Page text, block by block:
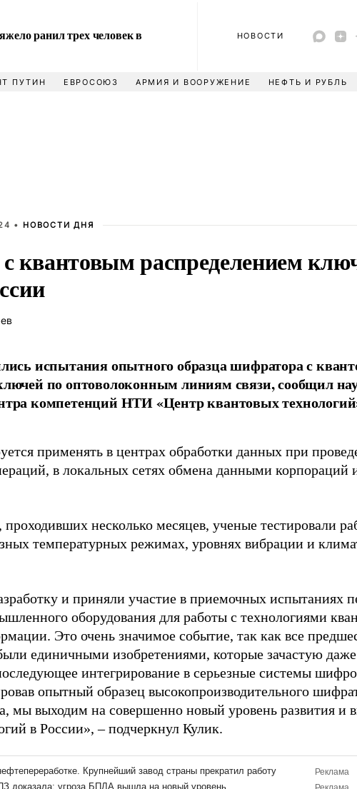
ранил трех человек в
НОВОСТИ
ПУТИН ЕВРОСОЮЗ АРМИЯ И ВООРУЖЕНИЕ НЕФТЬ И РУБЛЬ
• НОВОСТИ ДНЯ
квантовым распределением
испытания опытного образца шифратора с
по оптоволоконным линиям связи, сообщил
компетенций НТИ «Центр квантовых
применять в центрах обработки данных при
в локальных сетях обмена данными корпораций
несколько месяцев, ученые тестировали
температурных режимах, уровнях вибрации и
и приняли участие в приемочных испытаниях
оборудования для работы с технологиями
Это очень значимое событие, так как все
единичными изобретениями, которые зачастую
интегрирование в серьезные системы
опытный образец высокопроизводительного
мы выходим на совершенно новый уровень развития и
в России», – подчеркнул Кулик.